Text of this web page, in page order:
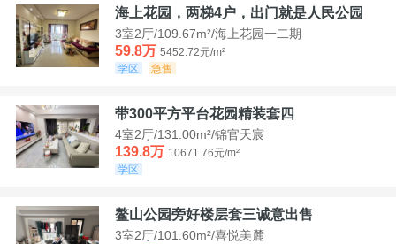
海上花园，两梯4户，出门就是人民公园
3室2厅/109.67m²/海上花园一二期
59.8万 5452.72元/m²
学区
急售
带300平方平台花园精装套四
4室2厅/131.00m²/锦官天宸
139.8万 10671.76元/m²
学区
鳌山公园旁好楼层套三诚意出售
3室2厅/101.60m²/喜悦美麓